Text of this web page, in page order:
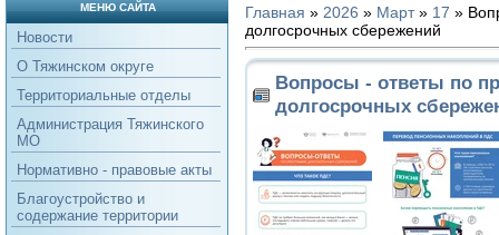
МЕНЮ САЙТА
Новости
О Тяжинском округе
Территориальные отделы
Администрация Тяжинского
МО
Нормативно - правовые акты
Благоустройство и
содержание территории
Главная » 2026 » Март » 17 »
долгосрочных сбережений
Вопросы - ответы по
долгосрочных